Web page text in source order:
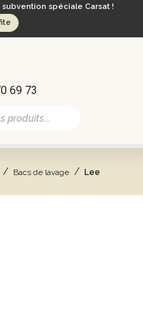
spéciale Carsat !
69 73
/ Bacs de lavage / Lee